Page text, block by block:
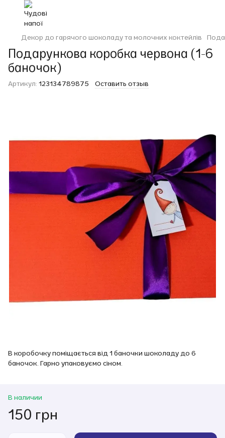
Декор до гарячого шоколаду та молочних коктейлів
Подарункова коробка червона (1-6
баночок)
Артикул: 123134789875 Оставить отзыв
В коробочку поміщається від 1 баночки шоколаду до 6
баночок. Гарно упаковуємо сіном.
В наличии
150 грн